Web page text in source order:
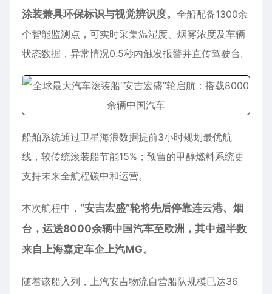
涂装兼具环保标识与视觉辨识度。 全船配备1300余
个智能监测点，可实时采集温湿度、烟雾浓度及车辆
状态数据，异常情况0.5秒内触发报警并直传驾驶台。
船舶系统通过卫星海浪数据提前3小时规划最优航
线，较传统滚装船节能15%；预留的甲醇燃料系统更
支持未来全航程碳中和运营。
本次航程中， “安吉宏盛”轮将先后停靠连云港、烟
台，运送8000余辆中国汽车至欧洲，其中超半数
来自上海嘉定车企上汽MG。
随着该船入列，上汽安吉物流自营船队规模已达36